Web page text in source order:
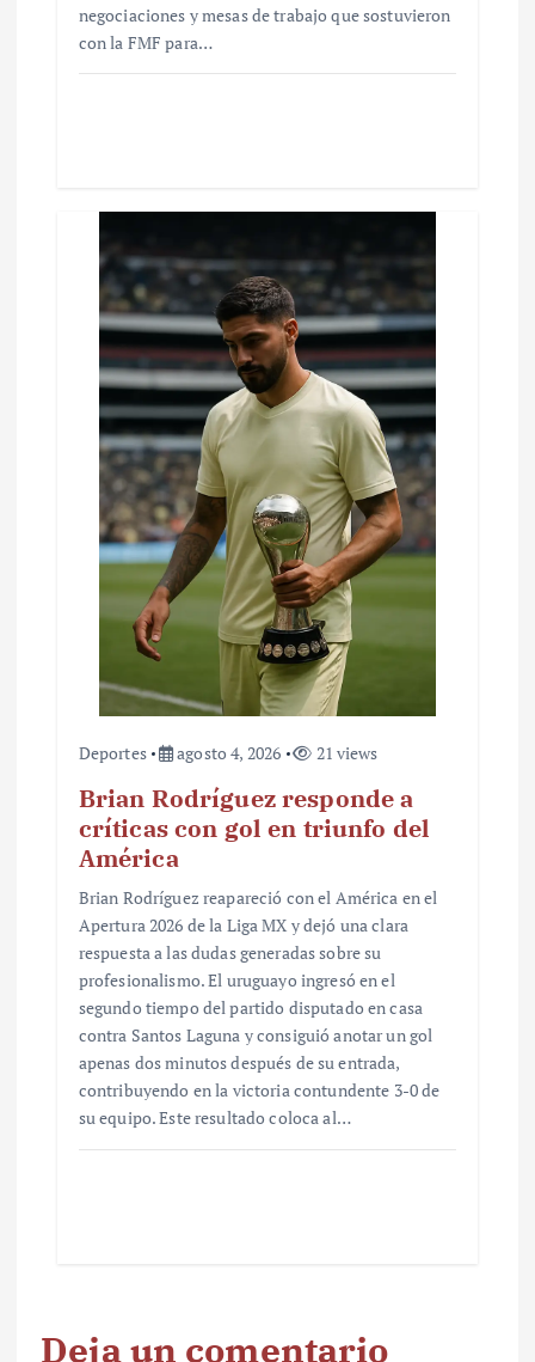
negociaciones y mesas de trabajo que sostuvieron
con la FMF para…
Deportes agosto 4, 2026 21 views
Brian Rodríguez responde a
críticas con gol en triunfo del
América
Brian Rodríguez reapareció con el América en el
Apertura 2026 de la Liga MX y dejó una clara
respuesta a las dudas generadas sobre su
profesionalismo. El uruguayo ingresó en el
segundo tiempo del partido disputado en casa
contra Santos Laguna y consiguió anotar un gol
apenas dos minutos después de su entrada,
contribuyendo en la victoria contundente 3-0 de
su equipo. Este resultado coloca al…
Deja un comentario